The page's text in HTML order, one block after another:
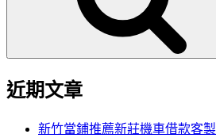
近期文章
新竹當鋪推薦新莊機車借款客